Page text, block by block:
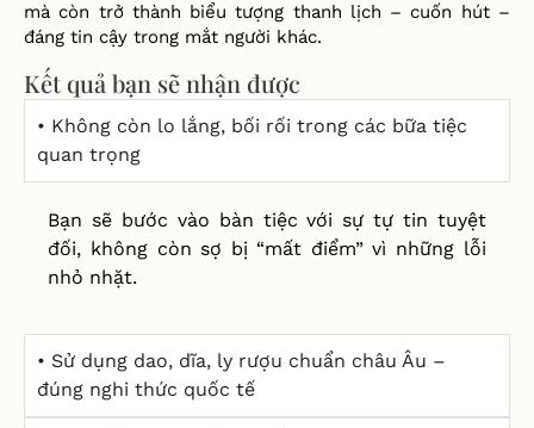
mà còn trở thành biểu tượng thanh lịch – cuốn hút –
đáng tin cậy trong mắt người khác.
Kết quả bạn sẽ nhận được
• Không còn lo lắng, bối rối trong các bữa tiệc
quan trọng
Bạn sẽ bước vào bàn tiệc với sự tự tin tuyệt
đối, không còn sợ bị “mất điểm” vì những lỗi
nhỏ nhặt.
• Sử dụng dao, dĩa, ly rượu chuẩn châu Âu –
đúng nghi thức quốc tế